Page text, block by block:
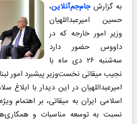
به گزارشجام‌جم‌آنلاین،
حسین امیرعبداللهیان
وزیر امور خارجه که در
داووس حضور دارد
سه‌شنبه ۲۶ دی ماه با
نجیب میقاتی نخست‌وزیر پیشبرد امور
امیرعبداللهیان در این دیدار با ابلاغ
اسلامی ایران به میقاتی، بر اهتمام
نسبت به توسعه مناسبات و